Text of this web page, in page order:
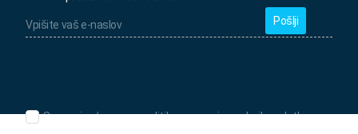
vaš
e-
Seznanjen/-
Seznanjen/-a sem s politiko varovanja osebnih podatkov.